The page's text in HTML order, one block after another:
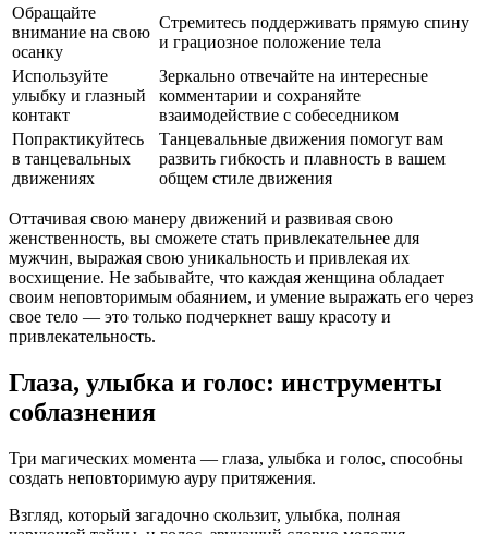
Обращайте
внимание на свою
осанку
Стремитесь поддерживать прямую спину
и грациозное положение тела
Используйте
улыбку и глазный
контакт
Зеркально отвечайте на интересные
комментарии и сохраняйте
взаимодействие с собеседником
Попрактикуйтесь
в танцевальных
движениях
Танцевальные движения помогут вам
развить гибкость и плавность в вашем
общем стиле движения
Оттачивая свою манеру движений и развивая свою
женственность, вы сможете стать привлекательнее для
мужчин, выражая свою уникальность и привлекая их
восхищение. Не забывайте, что каждая женщина обладает
своим неповторимым обаянием, и умение выражать его через
свое тело — это только подчеркнет вашу красоту и
привлекательность.
Глаза, улыбка и голос: инструменты
соблазнения
Три магических момента — глаза, улыбка и голос, способны
создать неповторимую ауру притяжения.
Взгляд, который загадочно скользит, улыбка, полная